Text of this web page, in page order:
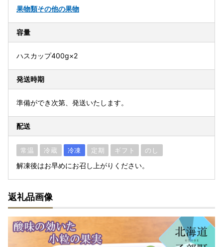
果物類その他の果物
容量
ハスカップ400g×2
発送時期
準備ができ次第、発送いたします。
配送
常温 冷蔵 冷凍 定期 ギフト のし
解凍後はお早めにお召し上がりください。
返礼品画像